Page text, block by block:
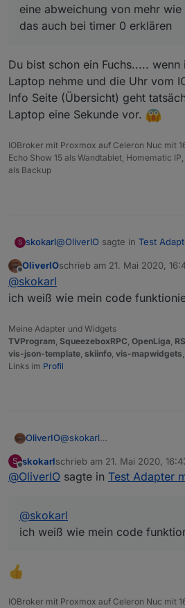
eine abweichung von mehr
das auch bei timer 0 erklären
Du bist schon ein Fuchs.....
Laptop nehme und die Uhr vom
Info Seite (Übersicht) geht
Laptop eine Sekunde vor.
IOBroker mit Proxmox auf Celeron Nuc mit
Echo Show 15 als Wandtablet, Homematic
als Backup
S skokarl@OliverIO sagte in Test
client überprüft?
eine abweichung von mehr
Du bist schon ein Fuchs.....
Info Seite (Übersicht) geht
Laptop eine Sekunde vor.
Offline
OliverIOschrieb am 21. Mai 2020,
zuletzt editiert von
@skokarl
ich weiß wie mein code
Meine Adapter und Widgets
TVProgram, SqueezeboxRPC, OpenLiga,
vis-json-template, skiinfo, vis-mapwidgets,
Links im Profil
OliverIO@skokarl
S
Offline
skokarlschrieb am 21. Mai 2020,
zuletzt editiert von
@OliverIO sagte in Test Adapter
@skokarl
ich weiß wie mein code
IOBroker mit Proxmox auf Celeron Nuc mit